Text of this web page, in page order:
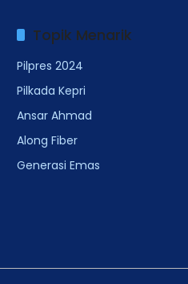
Topik Menarik
Pilpres 2024
Pilkada Kepri
Ansar Ahmad
Along Fiber
Generasi Emas